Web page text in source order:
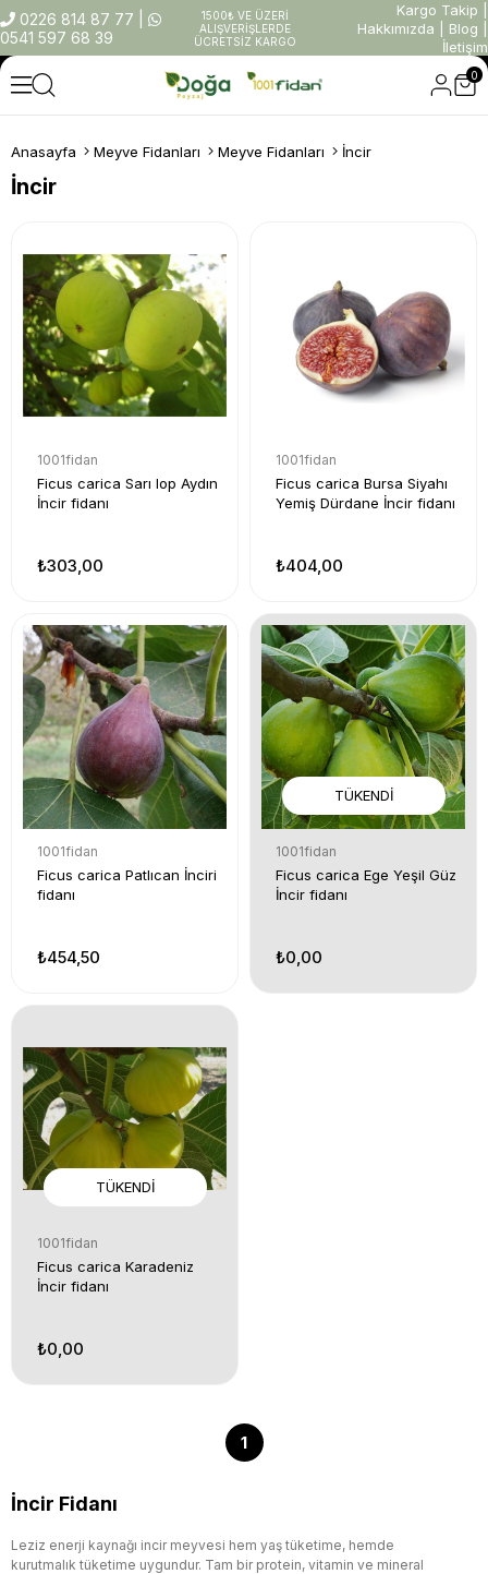
0226 814 87 77
0541 597 68 39
1500₺ VE ÜZERİ
ALIŞVERİŞLERDE
ÜCRETSİZ KARGO
Kargo Takip
Hakkımızda
Blog
İletişim
0
Anasayfa Meyve Fidanları Meyve Fidanları İncir
İncir
1001fidan
Ficus carica Sarı lop Aydın
İncir fidanı
₺303,00
1001fidan
Ficus carica Bursa Siyahı
Yemiş Dürdane İncir fidanı
₺404,00
1001fidan
Ficus carica Patlıcan İnciri
fidanı
₺454,50
TÜKENDI
1001fidan
Ficus carica Ege Yeşil Güz
İncir fidanı
₺0,00
TÜKENDI
1001fidan
Ficus carica Karadeniz
İncir fidanı
₺0,00
1
İncir Fidanı
Leziz enerji kaynağı incir meyvesi hem yaş tüketime, hemde
kurutmalık tüketime uygundur. Tam bir protein, vitamin ve mineral